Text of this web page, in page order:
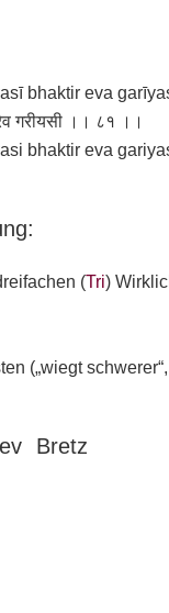
bhaktir eva
गरीयसी ।। ८१ ।।
bhaktir eva
(Tri)
(„wiegt
Bretz